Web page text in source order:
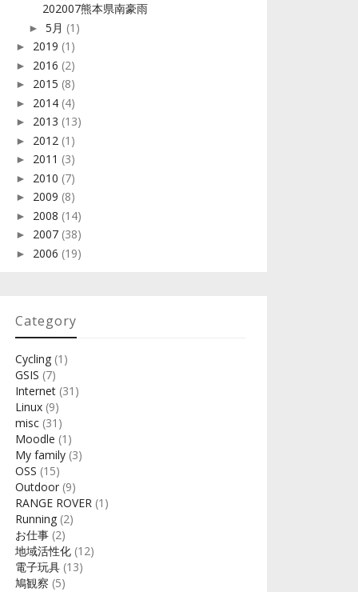
202007熊本県南豪雨
►5月 (1)
► 2019 (1)
► 2016 (2)
► 2015 (8)
► 2014 (4)
► 2013 (13)
► 2012 (1)
► 2011 (3)
► 2010 (7)
► 2009 (8)
► 2008 (14)
► 2007 (38)
► 2006 (19)
Category
Cycling (1)
GSIS (7)
Internet (31)
Linux (9)
misc (31)
Moodle (1)
My family (3)
OSS (15)
Outdoor (9)
RANGE ROVER (1)
Running (2)
お仕事 (2)
地域活性化 (12)
電子玩具 (13)
鳩観察 (5)